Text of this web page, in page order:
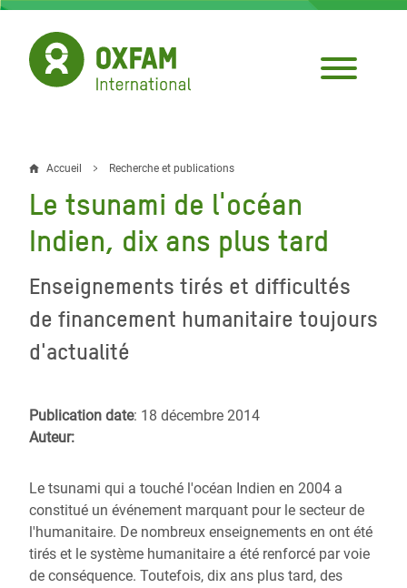
Aller
contenu
principal
Fil
d'Ariane
Accueil Recherche et publications
Le tsunami de l'océan
Indien, dix ans plus tard
Enseignements tirés et difficultés
de financement humanitaire toujours
d'actualité
Publication date: 18 décembre 2014
Auteur:
Le tsunami qui a touché l'océan Indien en 2004 a
constitué un événement marquant pour le secteur de
l'humanitaire. De nombreux enseignements en ont été
tirés et le système humanitaire a été renforcé par voie
de conséquence. Toutefois, dix ans plus tard, des